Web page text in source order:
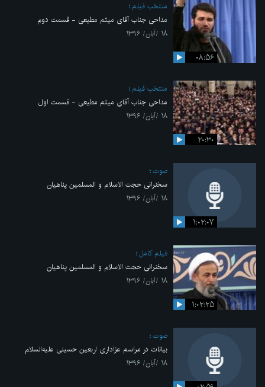
۰۸:۵۶
منتخب فیلم
مداحی جناب آقای میثم مطیعی - قسمت دوم
۱۸ /آبان/ ۱۳۹۶
۲۰:۳۰
منتخب فیلم
مداحی جناب آقای میثم مطیعی - قسمت اول
۱۸ /آبان/ ۱۳۹۶
۱:۰۲:۰۷
صوت
سخنرانی حجت الاسلام و المسلمین پناهیان
۱۸ /آبان/ ۱۳۹۶
۱:۰۲:۲۵
فیلم کامل
سخنرانی حجت الاسلام و المسلمین پناهیان
۱۸ /آبان/ ۱۳۹۶
صوت
بیانات در مراسم عزاداری اربعین حسینی علیه‌السلام
۱۸ /آبان/ ۱۳۹۶